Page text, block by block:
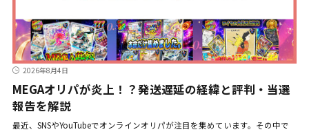
2026年8月4日
MEGAオリパが炎上！？発送遅延の経緯と評判・当選
報告を解説
最近、SNSやYouTubeでオンラインオリパが注目を集めています。その中で